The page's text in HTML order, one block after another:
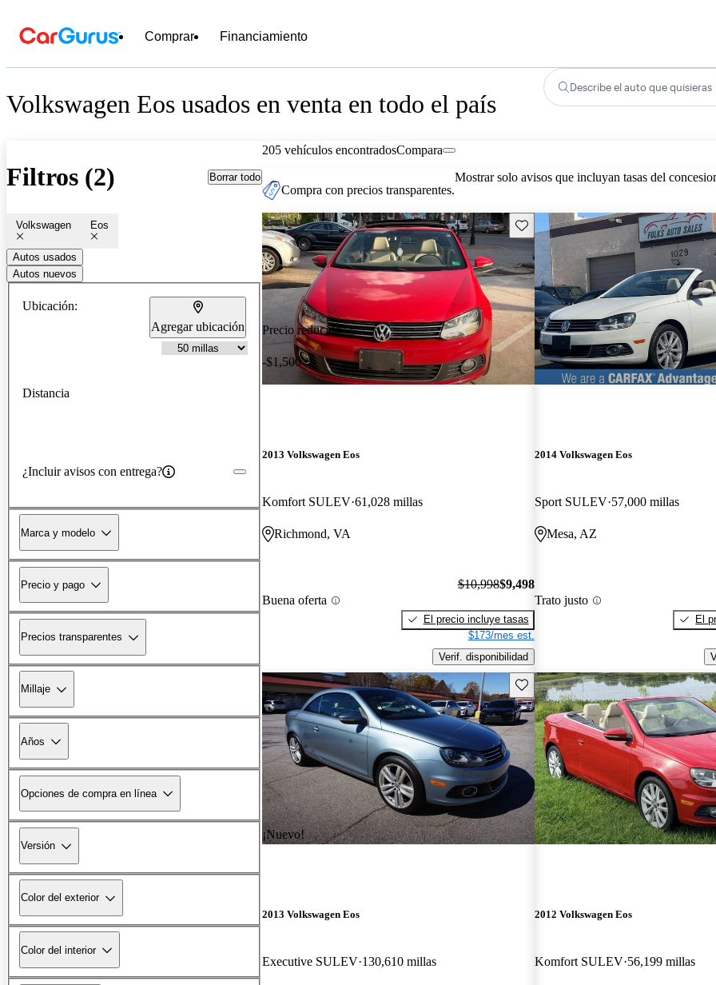
Comprar Financiamiento
Volkswagen Eos usados en venta en todo el país
Describe el auto que quisieras
Filtros (2) Borrar todo
Volkswagen Eos
Autos usados
Autos nuevos
Ubicación:
Agregar ubicación
Distancia
¿Incluir avisos con entrega?
Marca y modelo
Precio y pago
Precios transparentes
Millaje
Años
Opciones de compra en línea
Versión
Color del exterior
Color del interior
205 vehículos encontradosCompara
Compra con precios transparentes.
Mostrar solo avisos que incluyan tasas del
Precio reducido
-$1,500
Guarda este Aviso
2013 Volkswagen Eos
Komfort SULEV 61,028 millas
Richmond, VA
Buena oferta
$10,998$9,498
El precio incluye tasas
$173/mes est.
Verif. disponibilidad
2014 Volkswagen Eos
Sport SULEV 57,000 millas
Mesa, AZ
Trato justo
El
¡Nuevo!
Guarda este Aviso
2013 Volkswagen Eos
Executive SULEV 130,610 millas
2012 Volkswagen Eos
Komfort SULEV 56,199 millas